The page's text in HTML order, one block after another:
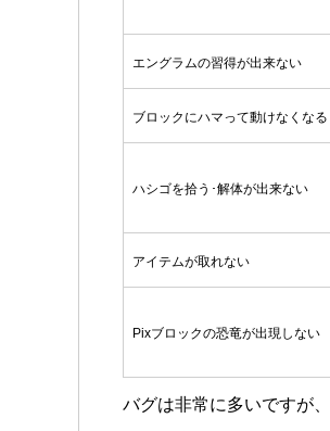
エングラムの習得が出来ない
ブロックにハマって動けなくなる
ハシゴを拾う･解体が出来ない
アイテムが取れない
Pixブロックの恐竜が出現しない
バグは非常に多いですが、